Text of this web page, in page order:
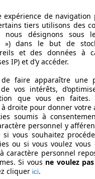
de navigation
tiers utilisons des
nous désignons sous
») dans le but de
et des données à
IP) et d’y accéder.
faire apparaître une
vos intérêts,
que vous en faites.
droite pour donner votre
soumis à
personnel y
vous souhaitez
ou si vous voulez vous
caractère personnel
Si vous ne voulez
cliquer ici.